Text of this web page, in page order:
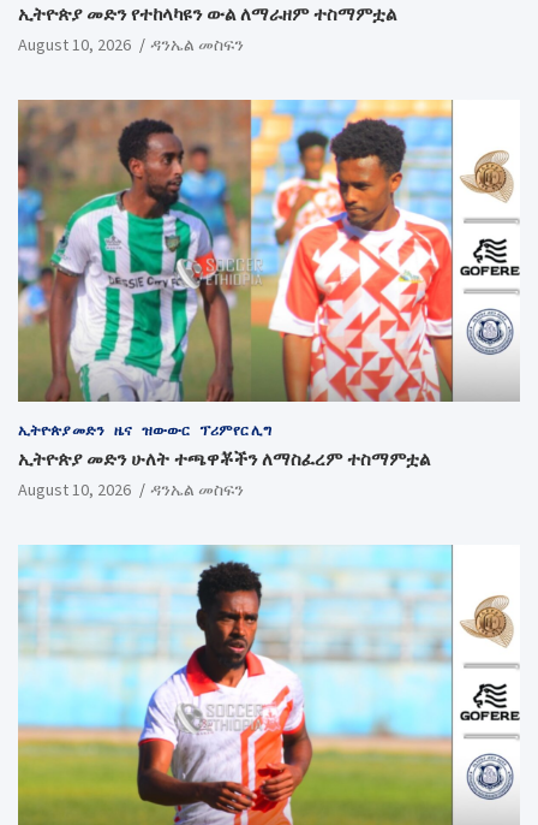
ኢትዮጵያ መድን የተከላካዩን ውል ለማራዘም ተስማምቷል
August 10, 2026 ዳንኤል መስፍን
ኢትዮጵያ መድን ዜና ዝውውር ፕሪምየር ሊግ
ኢትዮጵያ መድን ሁለት ተጫዋቾችን ለማስፈረም ተስማምቷል
August 10, 2026 ዳንኤል መስፍን